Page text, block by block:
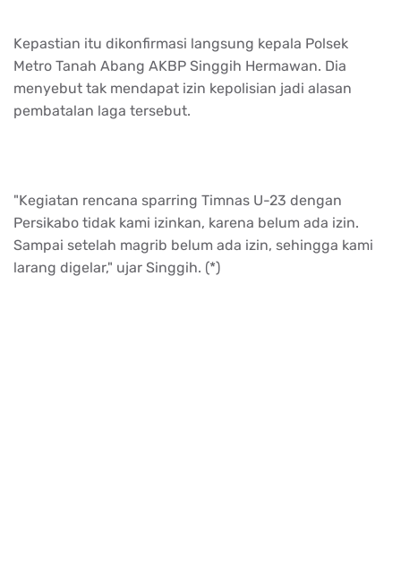
Kepastian itu dikonfirmasi langsung kepala Polsek
Metro Tanah Abang AKBP Singgih Hermawan. Dia
menyebut tak mendapat izin kepolisian jadi alasan
pembatalan laga tersebut.
"Kegiatan rencana sparring Timnas U-23 dengan
Persikabo tidak kami izinkan, karena belum ada izin.
Sampai setelah magrib belum ada izin, sehingga kami
larang digelar," ujar Singgih. (*)